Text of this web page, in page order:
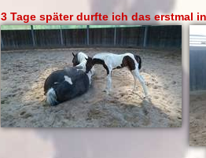
3 Tage später durfte ich das erstmal